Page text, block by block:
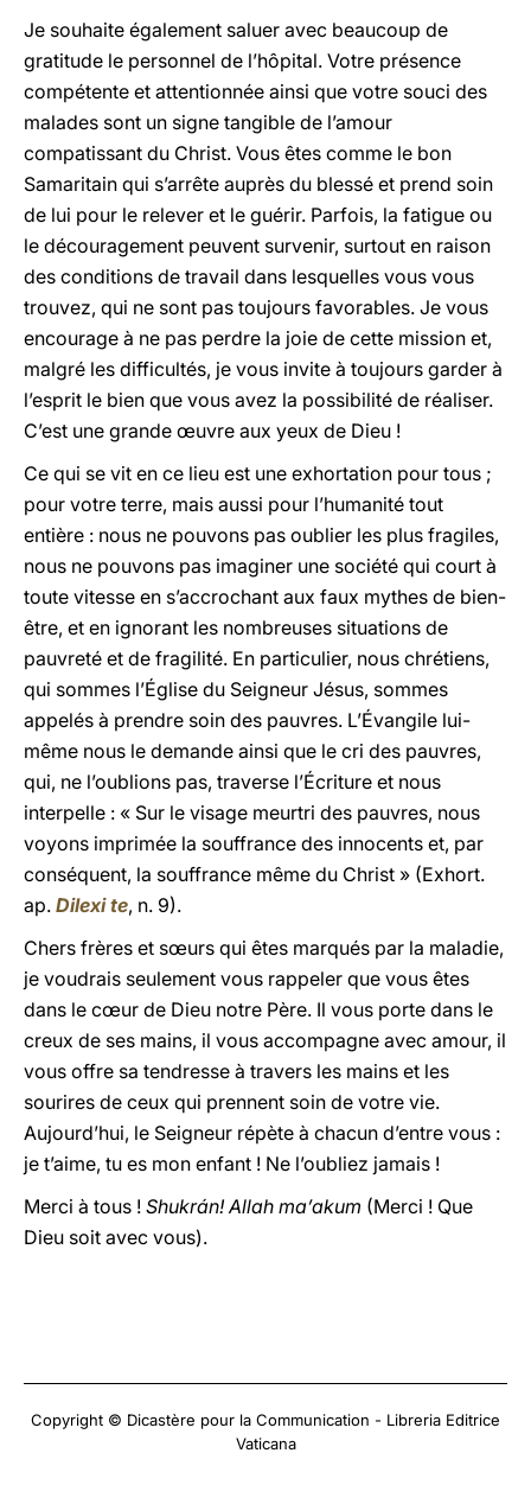
Je souhaite également saluer avec beaucoup de
gratitude le personnel de l’hôpital. Votre présence
compétente et attentionnée ainsi que votre souci des
malades sont un signe tangible de l’amour
compatissant du Christ. Vous êtes comme le bon
Samaritain qui s’arrête auprès du blessé et prend soin
de lui pour le relever et le guérir. Parfois, la fatigue ou
le découragement peuvent survenir, surtout en raison
des conditions de travail dans lesquelles vous vous
trouvez, qui ne sont pas toujours favorables. Je vous
encourage à ne pas perdre la joie de cette mission et,
malgré les difficultés, je vous invite à toujours garder à
l’esprit le bien que vous avez la possibilité de réaliser.
C’est une grande œuvre aux yeux de Dieu !
Ce qui se vit en ce lieu est une exhortation pour tous ;
pour votre terre, mais aussi pour l’humanité tout
entière : nous ne pouvons pas oublier les plus fragiles,
nous ne pouvons pas imaginer une société qui court à
toute vitesse en s’accrochant aux faux mythes de bien-
être, et en ignorant les nombreuses situations de
pauvreté et de fragilité. En particulier, nous chrétiens,
qui sommes l’Église du Seigneur Jésus, sommes
appelés à prendre soin des pauvres. L’Évangile lui-
même nous le demande ainsi que le cri des pauvres,
qui, ne l’oublions pas, traverse l’Écriture et nous
interpelle : « Sur le visage meurtri des pauvres, nous
voyons imprimée la souffrance des innocents et, par
conséquent, la souffrance même du Christ » (Exhort.
ap. Dilexi te, n. 9).
Chers frères et sœurs qui êtes marqués par la maladie,
je voudrais seulement vous rappeler que vous êtes
dans le cœur de Dieu notre Père. Il vous porte dans le
creux de ses mains, il vous accompagne avec amour, il
vous offre sa tendresse à travers les mains et les
sourires de ceux qui prennent soin de votre vie.
Aujourd’hui, le Seigneur répète à chacun d’entre vous :
je t’aime, tu es mon enfant ! Ne l’oubliez jamais !
Merci à tous ! Shukrán! Allah ma’akum (Merci ! Que
Dieu soit avec vous).
Copyright © Dicastère pour la Communication - Libreria Editrice
Vaticana